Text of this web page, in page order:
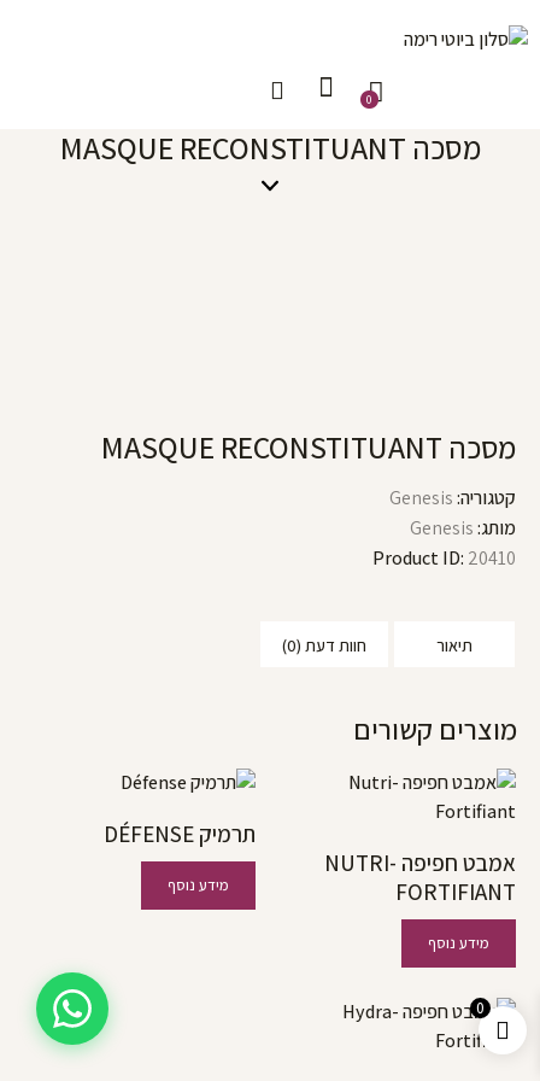
0
0
מסכה MASQUE RECONSTITUANT
מסכה MASQUE RECONSTITUANT
קטגוריה:Genesis
מותג:Genesis
Product ID: 20410
תיאור חוות דעת (0)
מוצרים קשורים
אמבט חפיפה NUTRI-
FORTIFIANT
מידע נוסף
תרמיק DÉFENSE
מידע נוסף